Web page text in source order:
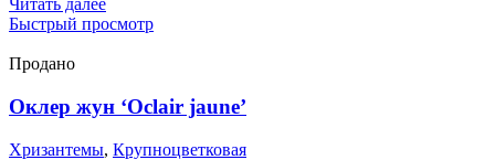
Читать далее
Быстрый просмотр
Продано
Оклер жун ‘Oclair jaune’
Хризантемы, Крупноцветковая